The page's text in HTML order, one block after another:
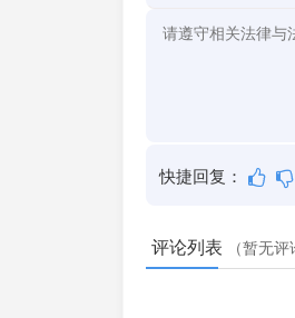
快捷回复：
评论列表 （暂无评